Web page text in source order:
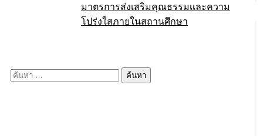
มาตรการส่งเสริมคุณธรรมเเละความ
โปร่งใสภายในสถานศึกษา
ค้นหา